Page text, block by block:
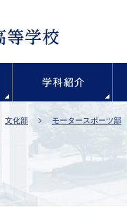
文化部 モータースポーツ部